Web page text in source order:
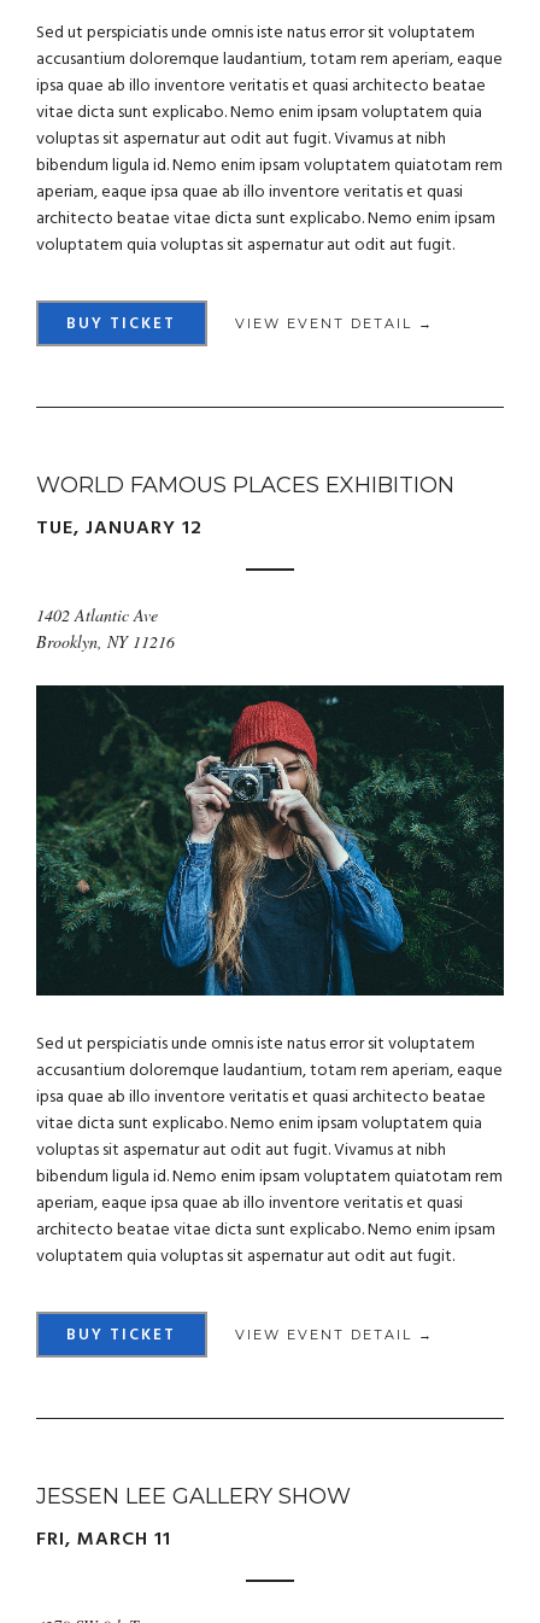
Sed ut perspiciatis unde omnis iste natus error sit voluptatem
accusantium doloremque laudantium, totam rem aperiam, eaque
ipsa quae ab illo inventore veritatis et quasi architecto beatae
vitae dicta sunt explicabo. Nemo enim ipsam voluptatem quia
voluptas sit aspernatur aut odit aut fugit. Vivamus at nibh
bibendum ligula id. Nemo enim ipsam voluptatem quiatotam rem
aperiam, eaque ipsa quae ab illo inventore veritatis et quasi
architecto beatae vitae dicta sunt explicabo. Nemo enim ipsam
voluptatem quia voluptas sit aspernatur aut odit aut fugit.
BUY TICKET VIEW EVENT DETAIL →
WORLD FAMOUS PLACES EXHIBITION
TUE, JANUARY 12
1402 Atlantic Ave
Brooklyn, NY 11216
Sed ut perspiciatis unde omnis iste natus error sit voluptatem
accusantium doloremque laudantium, totam rem aperiam, eaque
ipsa quae ab illo inventore veritatis et quasi architecto beatae
vitae dicta sunt explicabo. Nemo enim ipsam voluptatem quia
voluptas sit aspernatur aut odit aut fugit. Vivamus at nibh
bibendum ligula id. Nemo enim ipsam voluptatem quiatotam rem
aperiam, eaque ipsa quae ab illo inventore veritatis et quasi
architecto beatae vitae dicta sunt explicabo. Nemo enim ipsam
voluptatem quia voluptas sit aspernatur aut odit aut fugit.
BUY TICKET VIEW EVENT DETAIL →
JESSEN LEE GALLERY SHOW
FRI, MARCH 11